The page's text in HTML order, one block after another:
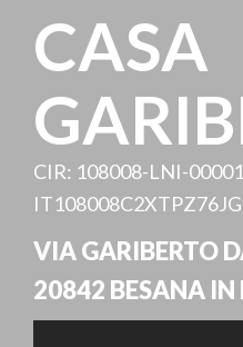
CASA
CIR: 108008-LNI-
IT108008C2XTPZ76JG
VIA GARIBERTO
20842 BESANA